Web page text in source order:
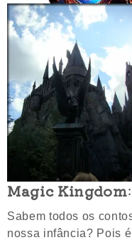
Magic Kingdom:
Sabem todos os
nossa infância? Pois